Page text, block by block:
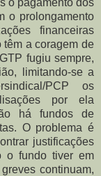
o prolongamento
financeiras
a coragem de
fugiu sempre,
limitando-se a
PCP os
por ela
há fundos de
O problema é
justificações
o fundo tiver em
continuam,